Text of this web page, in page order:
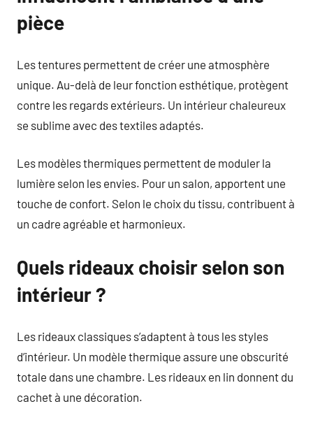
pièce
Les tentures permettent de créer une atmosphère
unique. Au-delà de leur fonction esthétique, protègent
contre les regards extérieurs. Un intérieur chaleureux
se sublime avec des textiles adaptés.
Les modèles thermiques permettent de moduler la
lumière selon les envies. Pour un salon, apportent une
touche de confort. Selon le choix du tissu, contribuent à
un cadre agréable et harmonieux.
Quels rideaux choisir selon son
intérieur ?
Les rideaux classiques s’adaptent à tous les styles
d’intérieur. Un modèle thermique assure une obscurité
totale dans une chambre. Les rideaux en lin donnent du
cachet à une décoration.